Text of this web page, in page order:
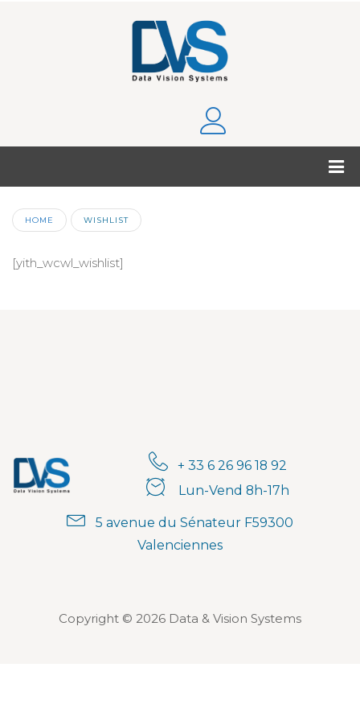
HOME WISHLIST
[yith_wcwl_wishlist]
+ 33 6 26 96 18 92
Lun-Vend 8h-17h
5 avenue du Sénateur F59300
Valenciennes
Copyright © 2026 Data & Vision Systems